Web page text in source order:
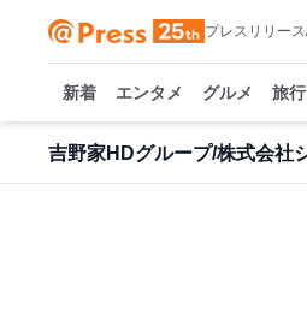
プレスリリー
新着 エンタメ グルメ 旅行
吉野家HDグループ/株式会社